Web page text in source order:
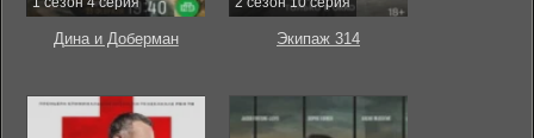
Дина и Доберман Экипаж 314